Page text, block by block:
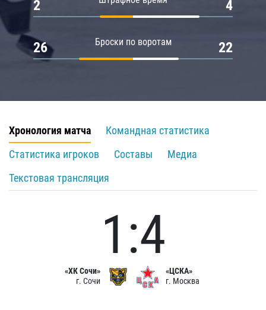
2 4
Броски по воротам
26 22
Хронология матча
Командная статистика
Статистика игроков
Составы
Медиа
Текстовая трансляция
«ХК Сочи»
г. Сочи
1:4
«ЦСКА»
г. Москва